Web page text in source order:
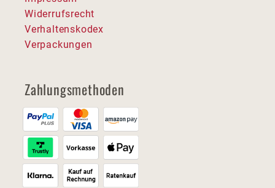
Widerrufsrecht
Verhaltenskodex
Verpackungen
Zahlungsmethoden